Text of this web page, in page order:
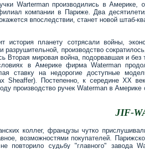
Warterman производились в
компании в Париже. Два
впоследствии, станет новой штаб-
история планету сотрясали войны,
разрушительной, производство
Вторая мировая война, подорвавшая и
в Америке фирма Waterman
ставку на недорогие доступные
Sheaffer). Постепенно, к середине XX
производство ручек Waterman в
JIF-
коллег, французы чутко
возможностями покупателей.
повторило судьбу "главного" завода